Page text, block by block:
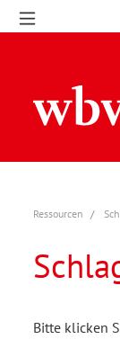
Ressourcen
Bitte klicken